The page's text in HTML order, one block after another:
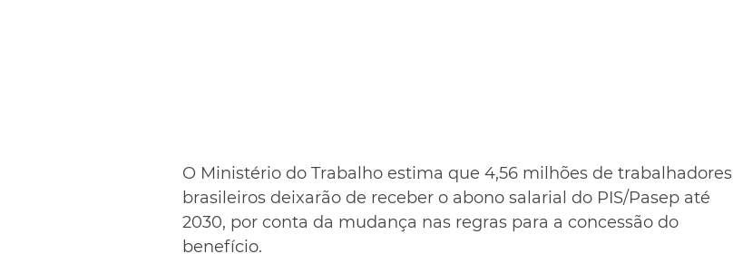
O Ministério do Trabalho estima que 4,56 milhões de trabalhadores
brasileiros deixarão de receber o abono salarial do PIS/Pasep até
2030, por conta da mudança nas regras para a concessão do
benefício.